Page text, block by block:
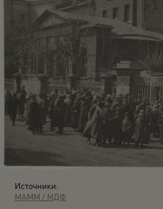
Источники:
МАММ / МДФ